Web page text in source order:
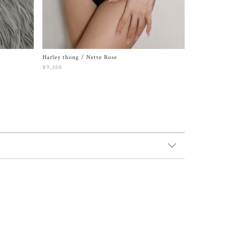
Harley thong / Nette Rose
¥9,350